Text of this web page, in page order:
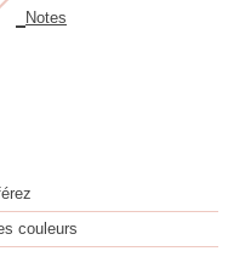
Notes
couleurs